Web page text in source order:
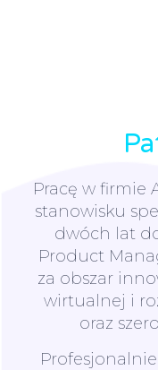
Pracę w firmie
stanowisku
dwóch lat
Product
za obszar
wirtualnej i
oraz